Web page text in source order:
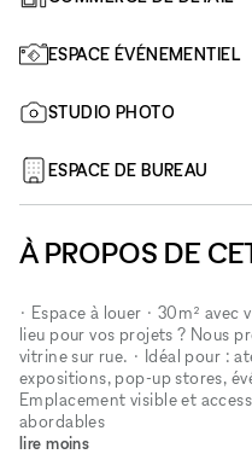
ESPACE ÉVÉNEMENTIEL
STUDIO PHOTO
ESPACE DE BUREAU
À PROPOS DE
• Espace à louer • 30m²
lieu pour vos projets ? Nous
vitrine sur rue. • Idéal pour :
expositions, pop-up stores,
Emplacement visible et
abordables
lire moins